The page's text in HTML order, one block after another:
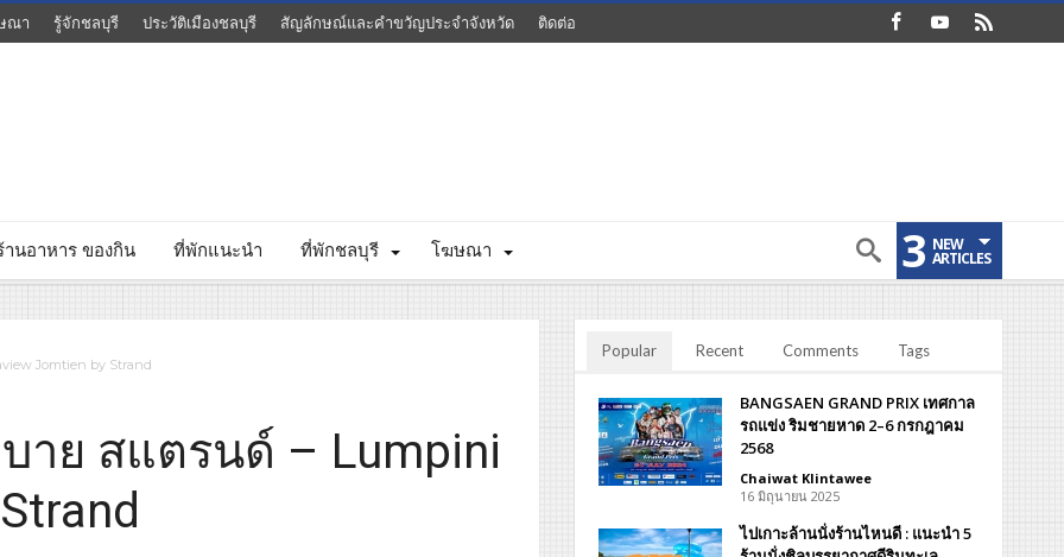
ณา รู้จักชลบุรี ประวัติเมืองชลบุรี สัญลักษณ์และคำขวัญประจำจังหวัด ติดต่อ
านอาหาร ของกิน ที่พักแนะนำ ที่พักชลบุรี โฆษณา 3 NEW
ARTICLES
Jomtien by Strand
าย สแตรนด์ – Lumpini
Popular Recent Comments Tags
BANGSAEN GRAND PRIX เทศกาล
รถแข่ง ริมชายหาด 2–6 กรกฎาคม
2568
Chaiwat Klintawee
16 มิถุนายน 2025
ไปเกาะล้านนั่งร้านไหนดี : แนะนำ 5